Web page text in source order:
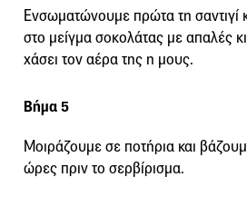
Ενσωματώνουμε πρώτα τη σαντιγί
στο μείγμα σοκολάτας με απαλές
χάσει τον αέρα της η μους.
Βήμα 5
Μοιράζουμε σε ποτήρια και
ώρες πριν το σερβίρισμα.